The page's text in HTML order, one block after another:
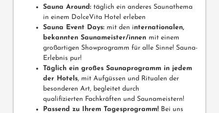
Sauna Around: täglich ein anderes Saunathema
in einem DolceVita Hotel erleben
Sauna Event Days: mit den internationalen,
bekannten Saunameister/innen mit einem
großartigen Showprogramm für alle Sinne! Sauna-
Erlebnis pur!
Täglich ein großes Saunaprogramm in jedem
der Hotels, mit Aufgüssen und Ritualen der
besonderen Art, begleitet durch
qualifizierten Fachkräften und Saunameistern!
Passend zu Ihrem Tagesprogramm! Bei uns